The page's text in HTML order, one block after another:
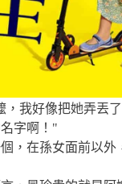
，我好像把她弄丟
字啊！"
，在孫女面前以外